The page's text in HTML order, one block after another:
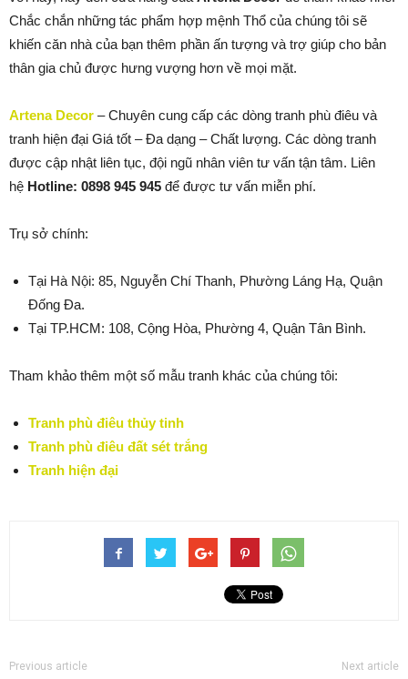
Chắc chắn những tác phẩm hợp mệnh Thổ của chúng tôi sẽ
khiến căn nhà của bạn thêm phần ấn tượng và trợ giúp cho bản
thân gia chủ được hưng vượng hơn về mọi mặt.
Artena Decor – Chuyên cung cấp các dòng tranh phù điêu và
tranh hiện đại Giá tốt – Đa dạng – Chất lượng. Các dòng tranh
được cập nhật liên tục, đội ngũ nhân viên tư vấn tận tâm. Liên
hệ Hotline: 0898 945 945 để được tư vấn miễn phí.
Trụ sở chính:
Tại Hà Nội: 85, Nguyễn Chí Thanh, Phường Láng Hạ, Quận
Đống Đa.
Tại TP.HCM: 108, Cộng Hòa, Phường 4, Quận Tân Bình.
Tham khảo thêm một số mẫu tranh khác của chúng tôi:
Tranh phù điêu thủy tinh
Tranh phù điêu đất sét trắng
Tranh hiện đại
Previous article Next article